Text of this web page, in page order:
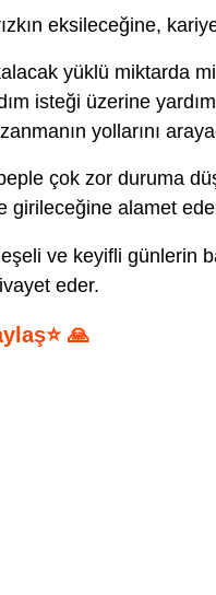
eksileceğine,
yüklü miktarda
isteği üzerine
yollarını
çok zor duruma
girileceğine alamet
ve keyifli günlerin
eder.
🙏